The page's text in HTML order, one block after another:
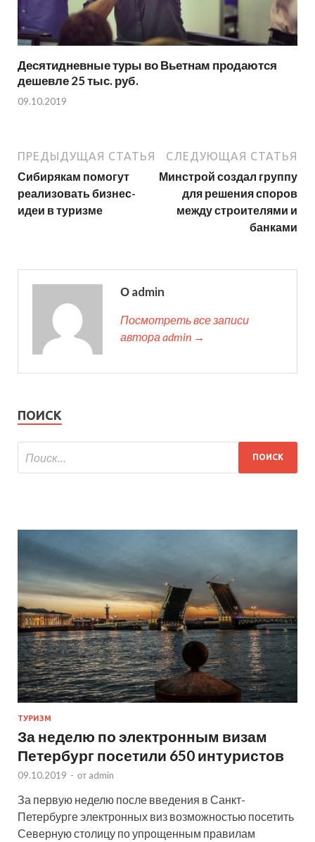
Десятидневные туры во Вьетнам продаются
дешевле 25 тыс. руб.
09.10.2019
ПРЕДЫДУЩАЯ СТАТЬЯ
Сибирякам помогут
реализовать бизнес-
идеи в туризме
СЛЕДУЮЩАЯ СТАТЬЯ
Минстрой создал группу
для решения споров
между строителями и
банками
О admin
Посмотреть все записи
автора admin →
ПОИСК
ТУРИЗМ
За неделю по электронным визам
Петербург посетили 650 интуристов
09.10.2019 - от admin
За первую неделю после введения в Санкт-
Петербурге электронных виз возможностью посетить
Северную столицу по упрощенным правилам